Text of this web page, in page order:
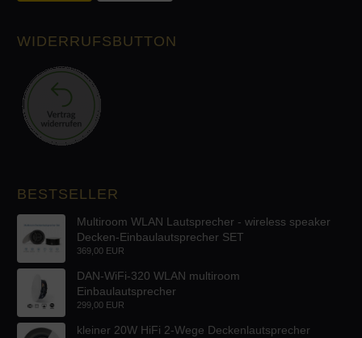
WIDERRUFSBUTTON
BESTSELLER
Multiroom WLAN Lautsprecher - wireless speaker
Decken-Einbaulautsprecher SET
369,00 EUR
DAN-WiFi-320 WLAN multiroom
Einbaulautsprecher
299,00 EUR
kleiner 20W HiFi 2-Wege Deckenlautsprecher